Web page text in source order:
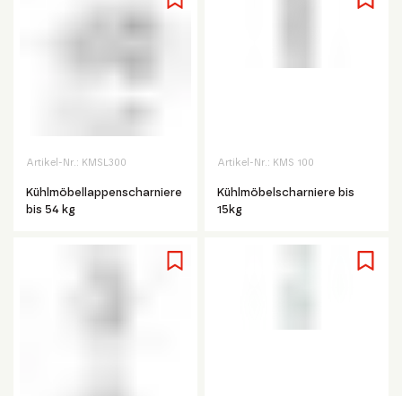
Artikel-Nr.: KMSL300
Kühlmöbellappenscharniere
bis 54 kg
Artikel-Nr.: KMS 100
Kühlmöbelscharniere bis
15kg